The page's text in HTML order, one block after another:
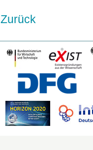
Zurück